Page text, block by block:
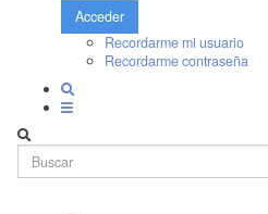
Acceder
Recordarme mi usuario
Recordarme contraseña